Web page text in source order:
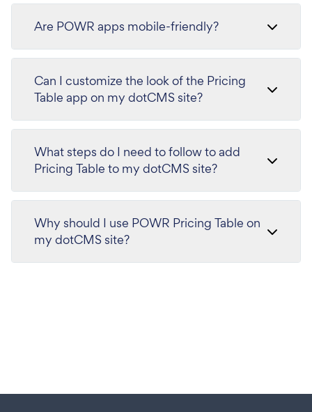
Are POWR apps mobile-friendly?
Can I customize the look of the Pricing
Table app on my dotCMS site?
What steps do I need to follow to add
Pricing Table to my dotCMS site?
Why should I use POWR Pricing Table on
my dotCMS site?